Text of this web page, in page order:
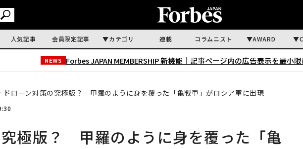
人気記事 会員限定記事 カテゴリ 連載 コラムニスト AWARD
NEWS Forbes JAPAN MEMBERSHIP 新機能｜ 記事ページ内の広告表示を最小
ドローン対策の究極版？ 甲羅のように身を覆った「亀戦車」がロシア軍に出現
究極版？ 甲羅のように身を覆った「亀